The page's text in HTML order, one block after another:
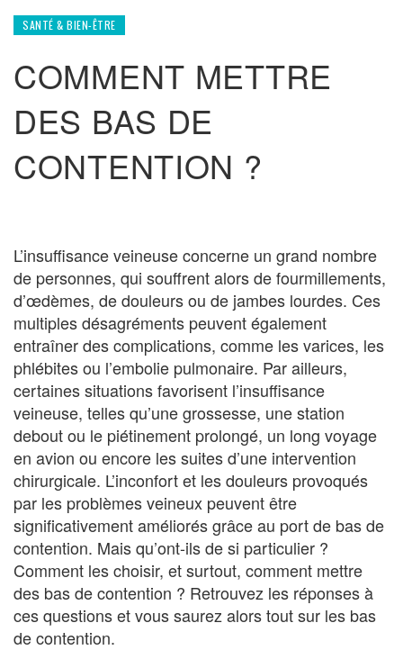
SANTÉ & BIEN-ÊTRE
COMMENT METTRE
DES BAS DE
CONTENTION ?
L’insuffisance veineuse concerne un grand nombre
de personnes, qui souffrent alors de fourmillements,
d’œdèmes, de douleurs ou de jambes lourdes. Ces
multiples désagréments peuvent également
entraîner des complications, comme les varices, les
phlébites ou l’embolie pulmonaire. Par ailleurs,
certaines situations favorisent l’insuffisance
veineuse, telles qu’une grossesse, une station
debout ou le piétinement prolongé, un long voyage
en avion ou encore les suites d’une intervention
chirurgicale. L’inconfort et les douleurs provoqués
par les problèmes veineux peuvent être
significativement améliorés grâce au port de bas de
contention. Mais qu’ont-ils de si particulier ?
Comment les choisir, et surtout, comment mettre
des bas de contention ? Retrouvez les réponses à
ces questions et vous saurez alors tout sur les bas
de contention.